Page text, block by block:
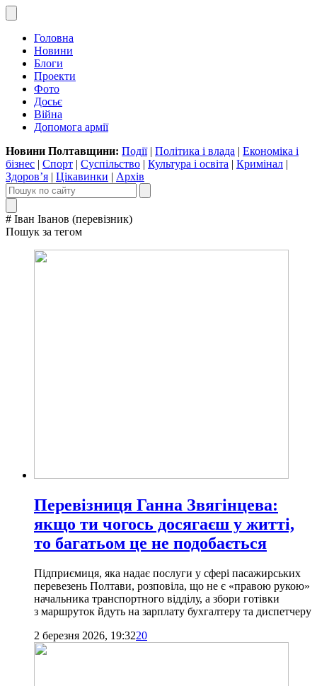
Головна
Новини
Блоги
Проекти
Фото
Досьє
Війна
Допомога армії
Новини Полтавщини: Події| Політика і влада | Економіка і
бізнес | Спорт | Суспільство | Культура і освіта | Кримінал |
Здоров’я | Цікавинки | Архів
# Іван Іванов (перевізник)
Пошук за тегом
Перевізниця Ганна Звягінцева:
якщо ти чогось досягаєш у житті,
то багатьом це не подобається
Підприємиця, яка надає послуги у сфері пасажирських
перевезень Полтави, розповіла, що не є «правою рукою»
начальника транспортного відділу, а збори готівки
з маршруток йдуть на зарплату бухгалтеру та диспетчеру
2 березня 2026, 19:3220